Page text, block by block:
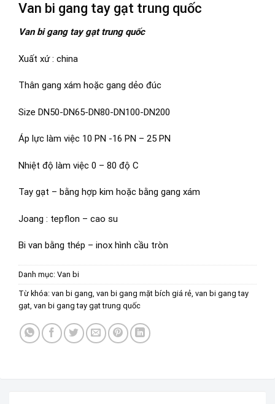
Van bi gang tay gạt trung quốc
Van bi gang tay gạt trung quốc
Xuất xứ : china
Thân gang xám hoặc gang dẻo đúc
Size DN50-DN65-DN80-DN100-DN200
Áp lực làm việc 10 PN -16 PN – 25 PN
Nhiệt độ làm việc 0 – 80 độ C
Tay gạt – bằng hợp kim hoặc bằng gang xám
Joang : tepflon – cao su
Bi van bằng thép – inox hình cầu tròn
Danh mục: Van bi
Từ khóa: van bi gang van bi gang mặt bích giá rẻ van bi gang tay
gạt van bi gang tay gạt trung quốc